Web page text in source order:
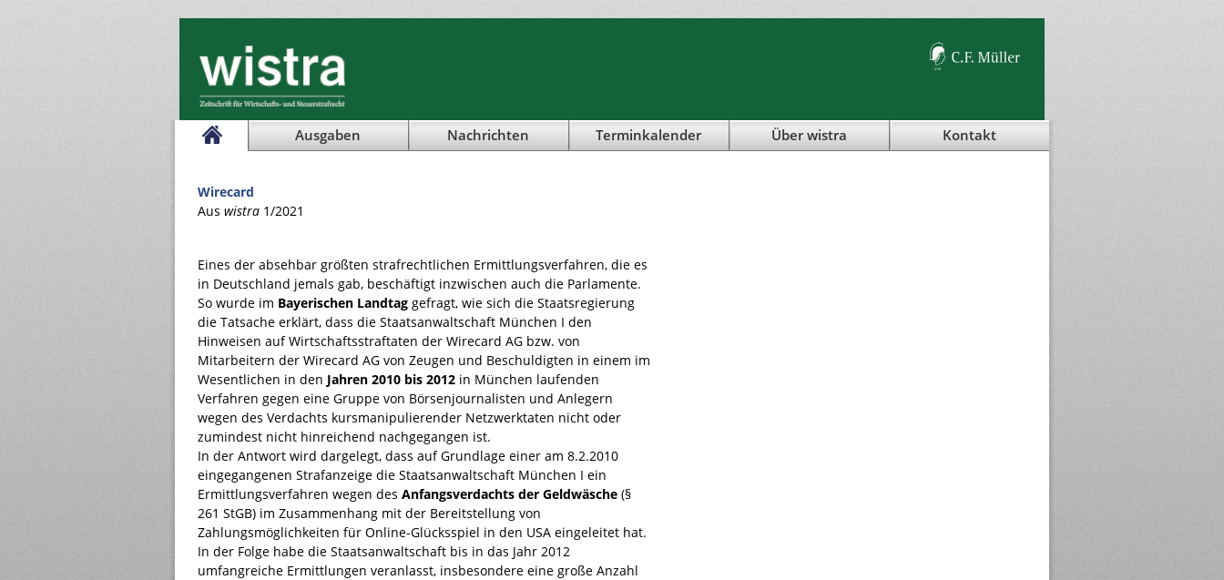
Ausgaben Nachrichten Terminkalender Über wistra Kontakt
Wirecard
Aus wistra 1/2021
Eines der absehbar größten strafrechtlichen Ermittlungsverfahren, die es
in Deutschland jemals gab, beschäftigt inzwischen auch die Parlamente.
So wurde im Bayerischen Landtag gefragt, wie sich die Staatsregierung
die Tatsache erklärt, dass die Staatsanwaltschaft München I den
Hinweisen auf Wirtschaftsstraftaten der Wirecard AG bzw. von
Mitarbeitern der Wirecard AG von Zeugen und Beschuldigten in einem im
Wesentlichen in den Jahren 2010 bis 2012 in München laufenden
Verfahren gegen eine Gruppe von Börsenjournalisten und Anlegern
wegen des Verdachts kursmanipulierender Netzwerktaten nicht oder
zumindest nicht hinreichend nachgegangen ist.
In der Antwort wird dargelegt, dass auf Grundlage einer am 8.2.2010
eingegangenen Strafanzeige die Staatsanwaltschaft München I ein
Ermittlungsverfahren wegen des Anfangsverdachts der Geldwäsche (§
261 StGB) im Zusammenhang mit der Bereitstellung von
Zahlungsmöglichkeiten für Online-Glücksspiel in den USA eingeleitet hat.
In der Folge habe die Staatsanwaltschaft bis in das Jahr 2012
umfangreiche Ermittlungen veranlasst, insbesondere eine große Anzahl